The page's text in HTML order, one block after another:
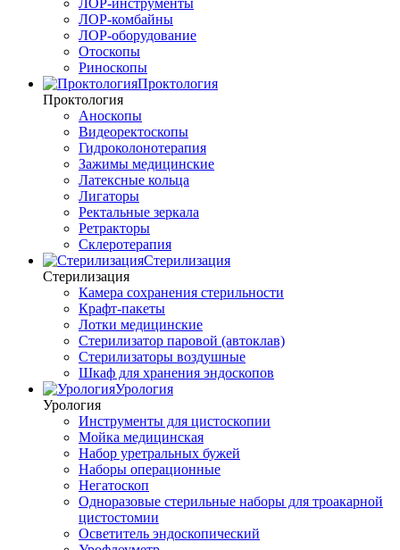
ЛОР-инструменты
ЛОР-комбайны
ЛОР-оборудование
Отоскопы
Риноскопы
Проктология
Проктология
Аноскопы
Видеоректоскопы
Гидроколонотерапия
Зажимы медицинские
Латексные кольца
Лигаторы
Ректальные зеркала
Ретракторы
Склеротерапия
Стерилизация
Стерилизация
Камера сохранения стерильности
Крафт-пакеты
Лотки медицинские
Стерилизатор паровой (автоклав)
Стерилизаторы воздушные
Шкаф для хранения эндоскопов
Урология
Урология
Инструменты для цистоскопии
Мойка медицинская
Набор уретральных бужей
Наборы операционные
Негатоскоп
Одноразовые стерильные наборы для троакарной
цистостомии
Осветитель эндоскопический